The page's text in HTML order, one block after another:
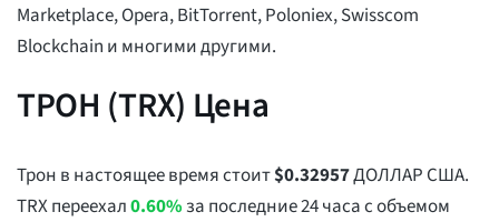
Marketplace, Opera, BitTorrent, Poloniex, Swisscom
Blockchain и многими другими.
ТРОН (TRX) Цена
Трон в настоящее время стоит$0.32957ДОЛЛАР США.
TRX переехал0.60%за последние 24 часа с объемом